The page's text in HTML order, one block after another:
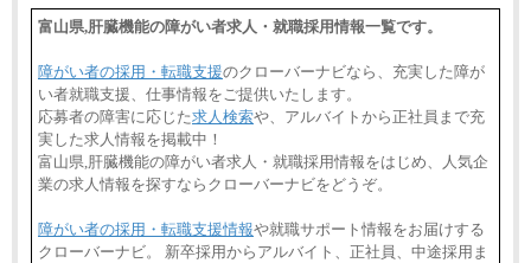
富山県,肝臓機能の障がい者求人・就職採用情報一覧です。
障がい者の採用・転職支援のクローバーナビなら、充実した障が
い者就職支援、仕事情報をご提供いたします。
応募者の障害に応じた求人検索や、アルバイトから正社員まで充
実した求人情報を掲載中！
富山県,肝臓機能の障がい者求人・就職採用情報をはじめ、人気企
業の求人情報を探すならクローバーナビをどうぞ。
障がい者の採用・転職支援情報や就職サポート情報をお届けする
クローバーナビ。 新卒採用からアルバイト、正社員、中途採用ま